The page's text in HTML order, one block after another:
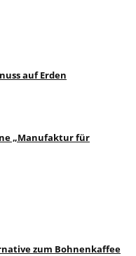
auf Erden
„Manufaktur für
zum Bohnenkaffee